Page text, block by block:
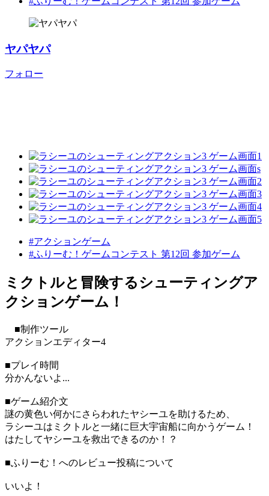
ヤパヤパ
フォロー
#アクションゲーム
#ふりーむ！ゲームコンテスト 第12回 参加ゲーム
ミクトルと冒険するシューティングア
クションゲーム！
■制作ツール
アクションエディター4
■プレイ時間
分かんないよ...
■ゲーム紹介文
謎の黄色い何かにさらわれたヤシーユを助けるため、
ラシーユはミクトルと一緒に巨大宇宙船に向かうゲーム！
はたしてヤシーユを救出できるのか！？
■ふりーむ！へのレビュー投稿について
いいよ！